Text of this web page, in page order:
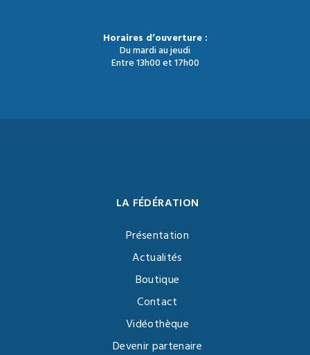
Horaires d’ouverture :
Du mardi au jeudi
Entre 13h00 et 17h00
LA FÉDÉRATION
Présentation
Actualités
Boutique
Contact
Vidéothèque
Devenir partenaire